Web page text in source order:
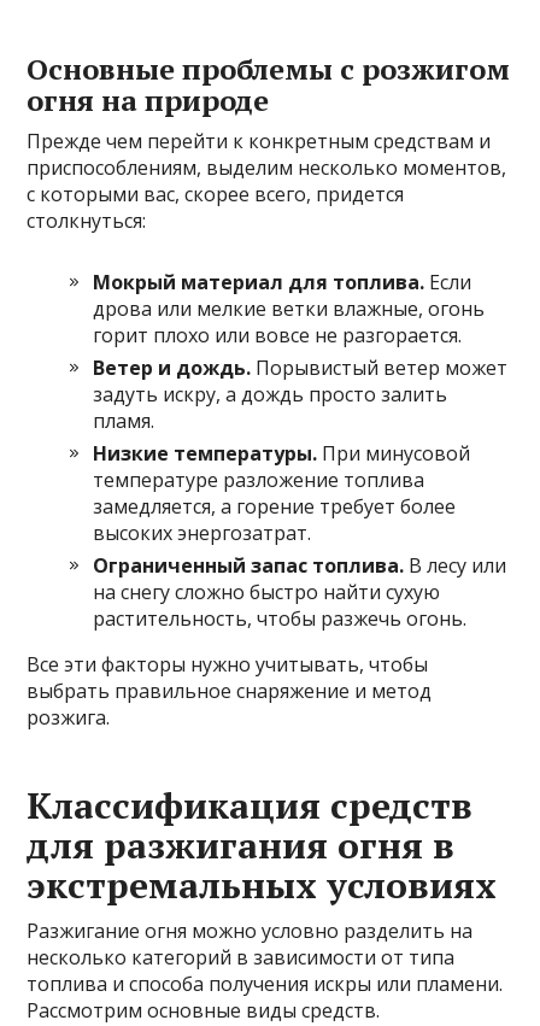
Основные проблемы с розжигом
огня на природе
Прежде чем перейти к конкретным средствам и
приспособлениям, выделим несколько моментов,
с которыми вас, скорее всего, придется
столкнуться:
Мокрый материал для топлива. Если
дрова или мелкие ветки влажные, огонь
горит плохо или вовсе не разгорается.
Ветер и дождь. Порывистый ветер может
задуть искру, а дождь просто залить
пламя.
Низкие температуры. При минусовой
температуре разложение топлива
замедляется, а горение требует более
высоких энергозатрат.
Ограниченный запас топлива. В лесу или
на снегу сложно быстро найти сухую
растительность, чтобы разжечь огонь.
Все эти факторы нужно учитывать, чтобы
выбрать правильное снаряжение и метод
розжига.
Классификация средств
для разжигания огня в
экстремальных условиях
Разжигание огня можно условно разделить на
несколько категорий в зависимости от типа
топлива и способа получения искры или пламени.
Рассмотрим основные виды средств.